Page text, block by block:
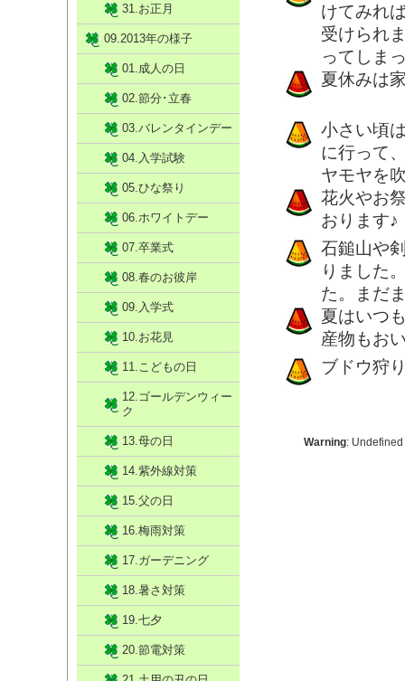
けてみれ
受けられ
ってしま
夏休みは
小さい頃
に行って
ヤモヤを
花火やお
おります♪
石鎚山や
りました
た。まだ
夏はいつ
産物もお
ブドウ狩
Warning:
31.お正月
09.2013年の様子
01.成人の日
02.節分･立春
03.バレンタインデー
04.入学試験
05.ひな祭り
06.ホワイトデー
07.卒業式
08.春のお彼岸
09.入学式
10.お花見
11.こどもの日
12.ゴールデンウィー
ク
13.母の日
14.紫外線対策
15.父の日
16.梅雨対策
17.ガーデニング
18.暑さ対策
19.七夕
20.節電対策